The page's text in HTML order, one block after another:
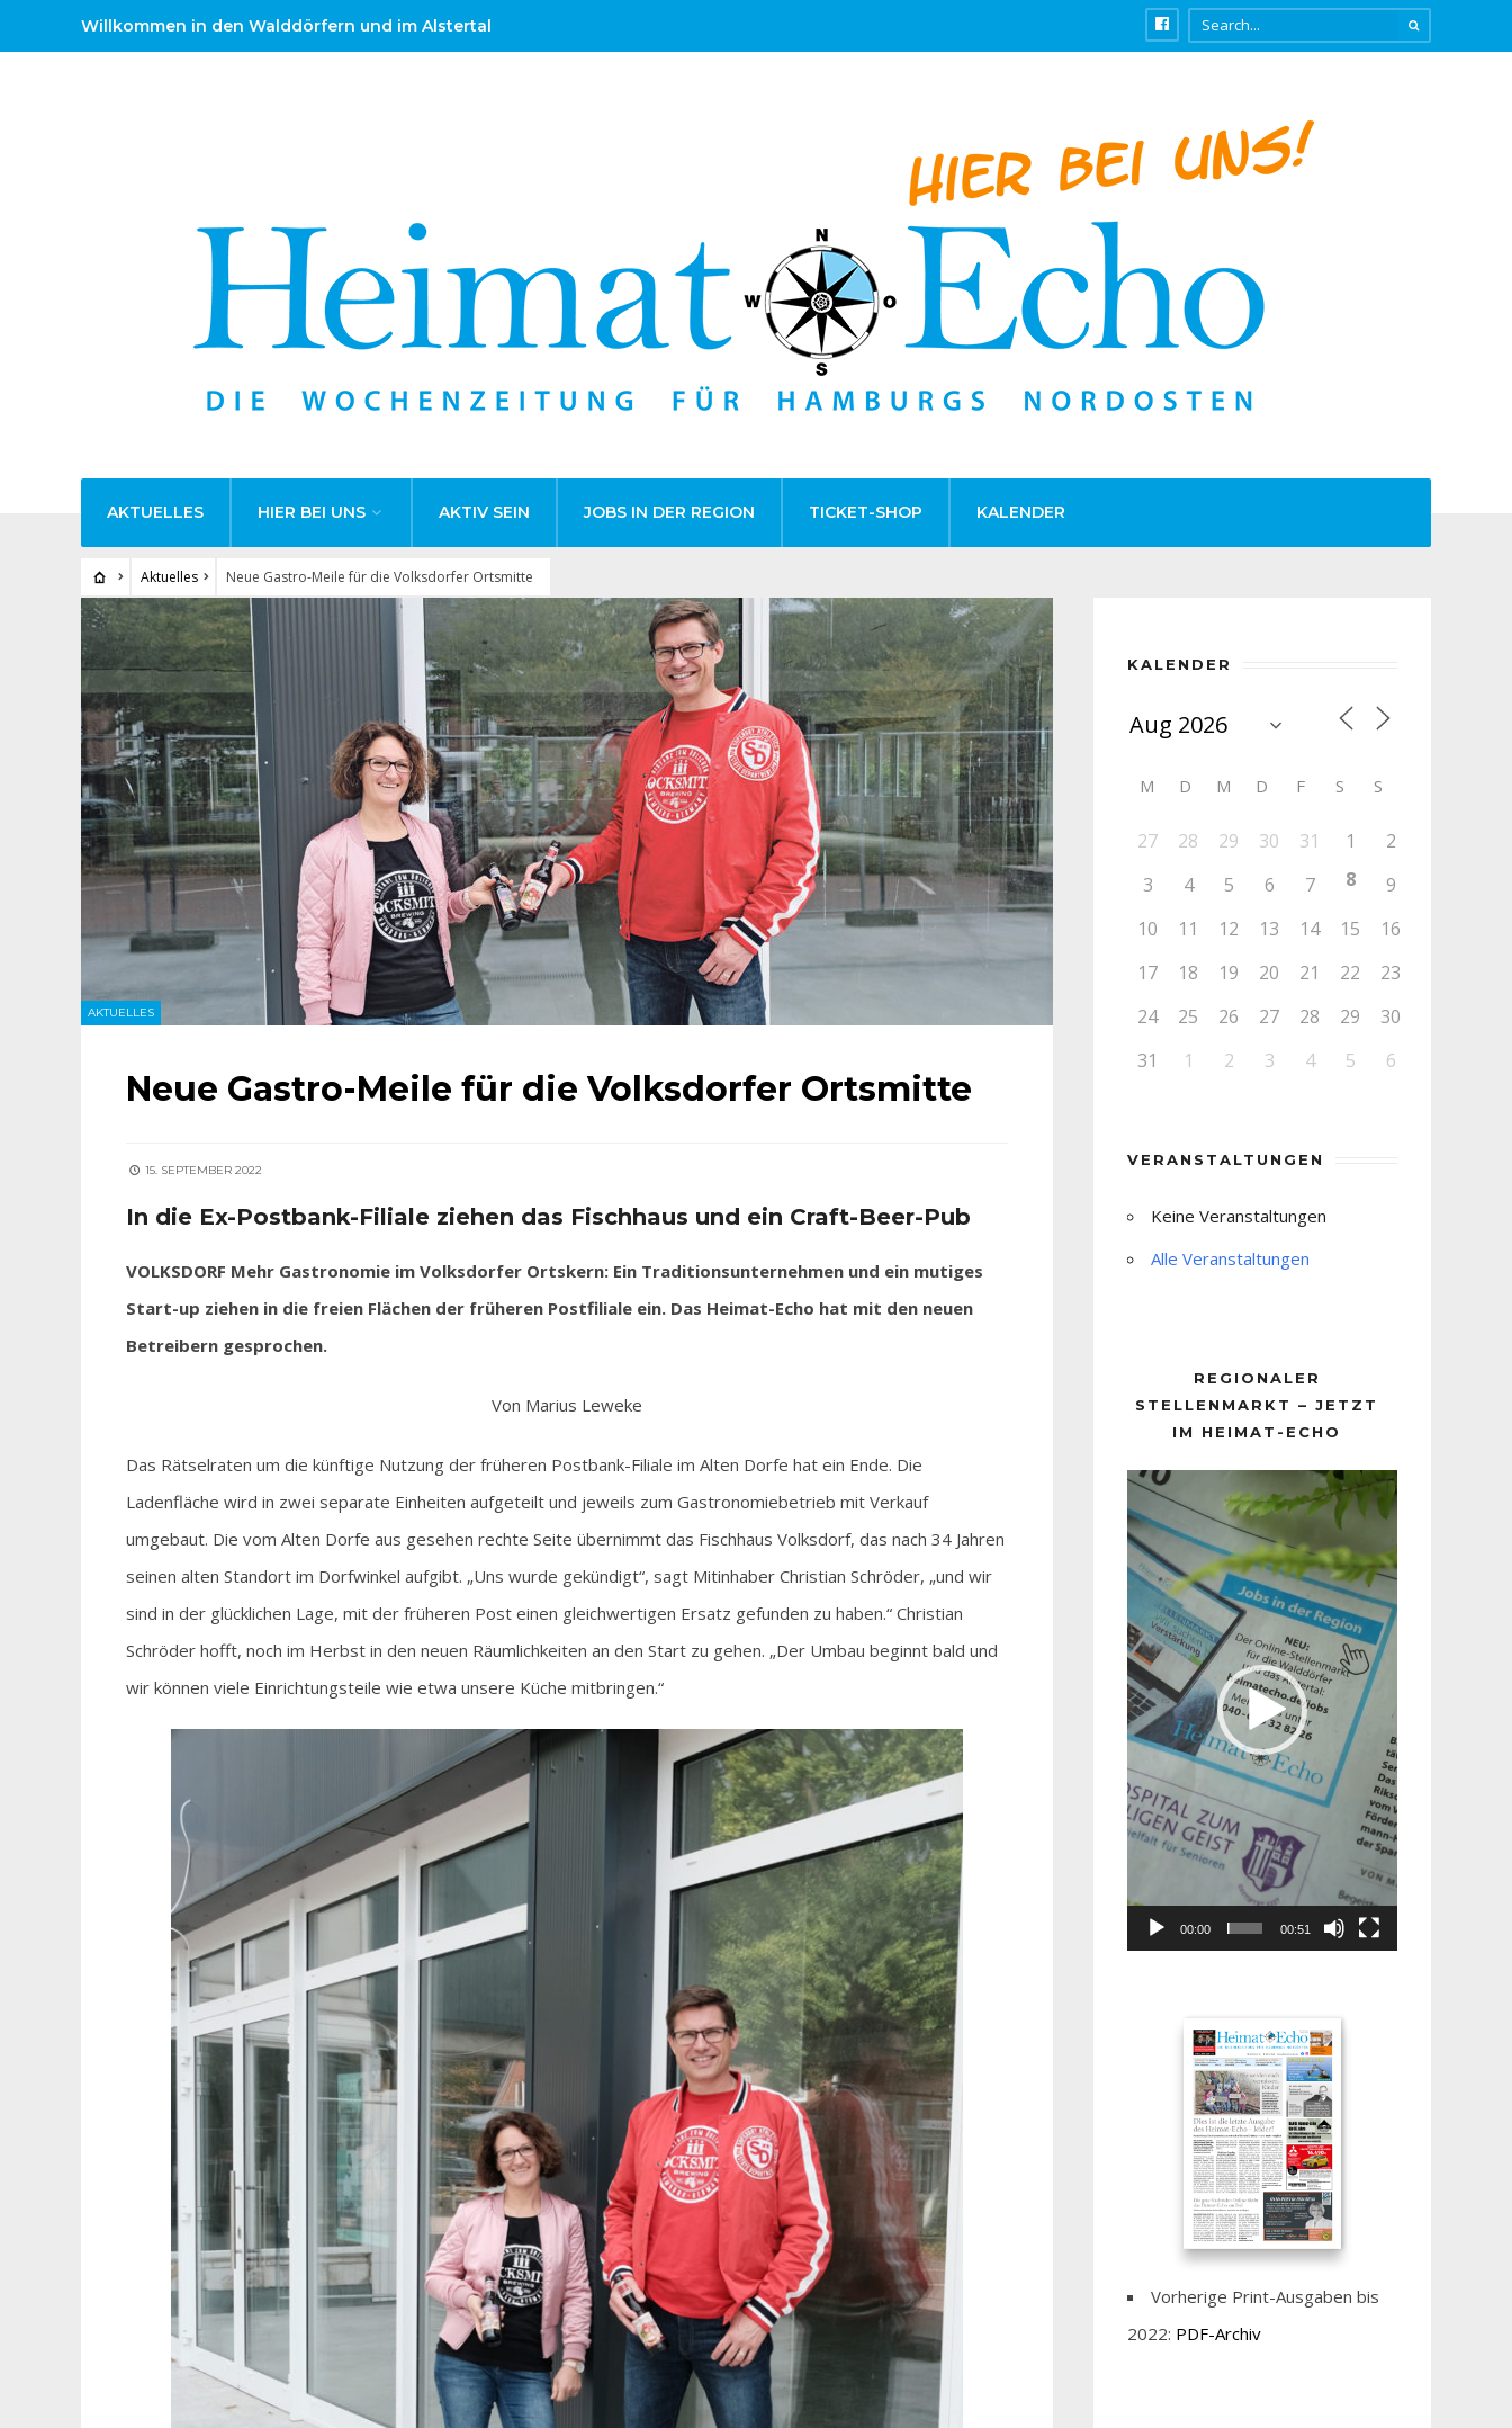
Willkommen in den Walddörfern und im Alstertal
AKTUELLES HIER BEI UNS AKTIV SEIN JOBS IN DER REGION TICKET-SHOP KALENDER
Aktuelles Neue Gastro-Meile für die Volksdorfer Ortsmitte
AKTUELLES
Neue Gastro-Meile für die Volksdorfer Ortsmitte
15. SEPTEMBER 2022
In die Ex-Postbank-Filiale ziehen das Fischhaus und ein Craft-Beer-Pub
VOLKSDORF Mehr Gastronomie im Volksdorfer Ortskern: Ein Traditionsunternehmen und ein mutiges
Start-up ziehen in die freien Flächen der früheren Postfiliale ein. Das Heimat-Echo hat mit den neuen
Betreibern gesprochen.
Von Marius Leweke
Das Rätselraten um die künftige Nutzung der früheren Postbank-Filiale im Alten Dorfe hat ein Ende. Die
Ladenfläche wird in zwei separate Einheiten aufgeteilt und jeweils zum Gastronomiebetrieb mit Verkauf
umgebaut. Die vom Alten Dorfe aus gesehen rechte Seite übernimmt das Fischhaus Volksdorf, das nach 34 Jahren
seinen alten Standort im Dorfwinkel aufgibt. „Uns wurde gekündigt“, sagt Mitinhaber Christian Schröder, „und wir
sind in der glücklichen Lage, mit der früheren Post einen gleichwertigen Ersatz gefunden zu haben.“ Christian
Schröder hofft, noch im Herbst in den neuen Räumlichkeiten an den Start zu gehen. „Der Umbau beginnt bald und
wir können viele Einrichtungsteile wie etwa unsere Küche mitbringen.“
KALENDER
M D M D F S S
27 28 29 30 31 1
2
3
4 5 6 7 8
9
10
11 12 13 14 15
16
17
18 19 20 21 22
23
24
25 26 27 28 29
30
31
1 2 3 4 5 6
VERANSTALTUNGEN
Keine Veranstaltungen
Alle Veranstaltungen
REGIONALER
STELLENMARKT – JETZT
IM HEIMAT-ECHO
Player
00:00 00:51
Vorherige Print-Ausgaben bis
2022: PDF-Archiv